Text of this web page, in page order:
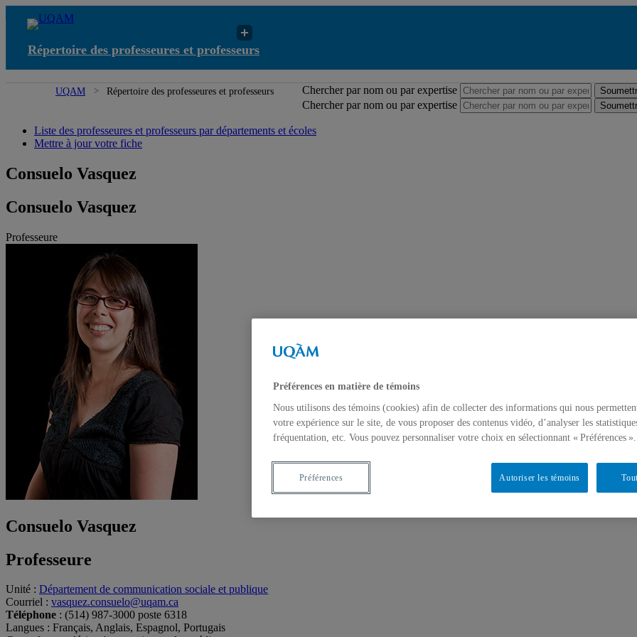
Répertoire des professeures et professeurs
UQAM Répertoire des professeures et professeurs
Chercher par nom ou par expertise
Chercher par nom ou par expertise
Liste des professeures et professeurs par départements et écoles
Mettre à jour votre fiche
Consuelo Vasquez
Consuelo Vasquez
Professeure
Consuelo Vasquez
Professeure
Unité : Département de communication sociale et publique
Courriel : vasquez.consuelo@uqam.ca
Téléphone : (514) 987-3000 poste 6318
Langues : Français, Anglais, Espagnol, Portugais
Préférences en matière de témoins
Nous utilisons des témoins (cookies) afin de collecter des informations qui nous
votre expérience sur le site, de vous proposer des contenus vidéo, d’analyser les
fréquentation, etc. Vous pouvez personnaliser votre choix en sélectionnant « Préférences ».
Autoriser les témoins
Préférences